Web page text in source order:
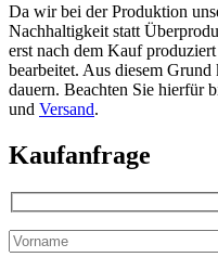
Da wir bei der Produktion
Nachhaltigkeit statt
erst nach dem Kauf
bearbeitet. Aus diesem
dauern. Beachten Sie hierfür
und Versand.
Kaufanfrage